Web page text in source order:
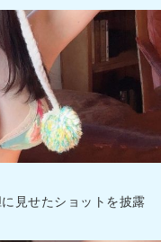
見せたショットを披露